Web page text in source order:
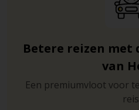
Betere reizen met
van
Een premiumvloot voor